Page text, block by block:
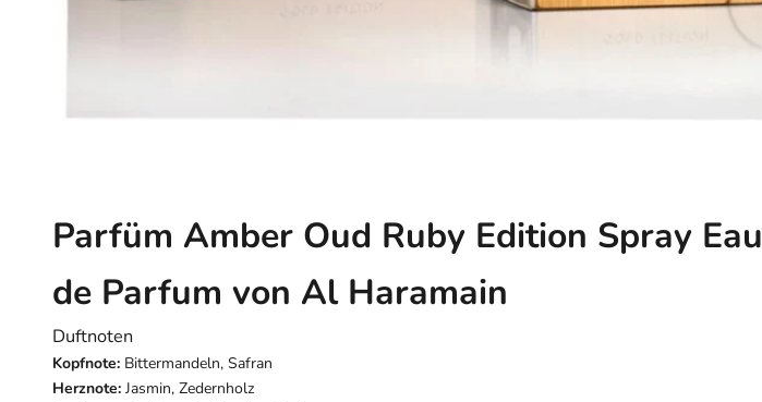
Parfüm Amber Oud Ruby Edition Spray Eau
de Parfum von Al Haramain
Duftnoten
Kopfnote: Bittermandeln, Safran
Herznote: Jasmin, Zedernholz